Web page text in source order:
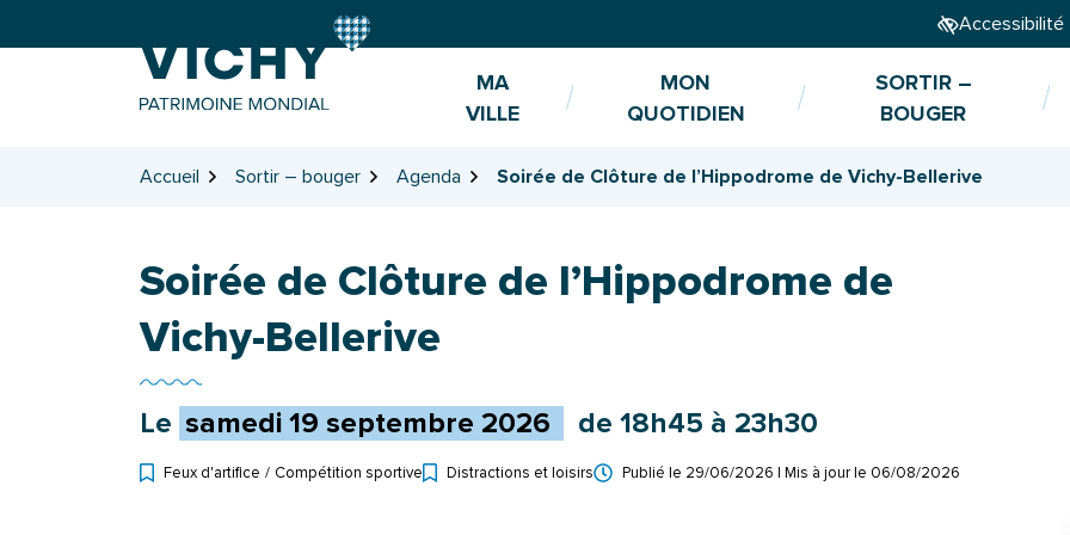
Accessibilité
MA
VILLE
MON
QUOTIDIEN
SORTIR –
BOUGER
Accueil Sortir – bouger Agenda Soirée de Clôture de l’Hippodrome de Vichy-Bellerive
Soirée de Clôture de l’Hippodrome de
Vichy-Bellerive
Le samedi 19 septembre 2026 de 18h45 à 23h30
Feux d'artifice / Compétition sportiveTypes d'événement
Distractions et loisirs Publié le 29/06/2026 | Mis à jour le 06/08/2026